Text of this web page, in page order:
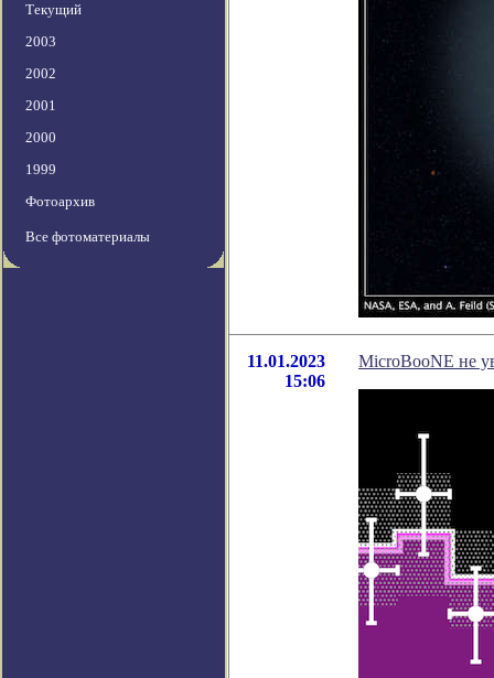
Текущий
2003
2002
2001
2000
1999
Фотоархив
Все фотоматериалы
11.01.2023
15:06
MicroBooNE не